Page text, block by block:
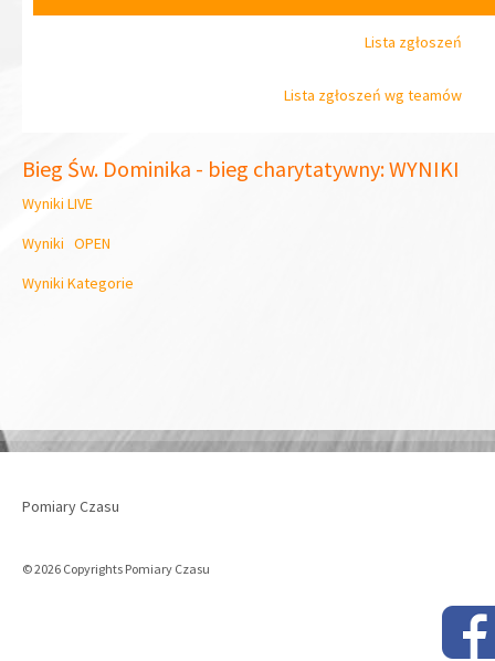
Lista zgłoszeń
Lista zgłoszeń wg teamów
Bieg Św. Dominika - bieg charytatywny: WYNIKI
Wyniki LIVE
Wyniki OPEN
Wyniki Kategorie
Pomiary Czasu
© 2026 Copyrights Pomiary Czasu